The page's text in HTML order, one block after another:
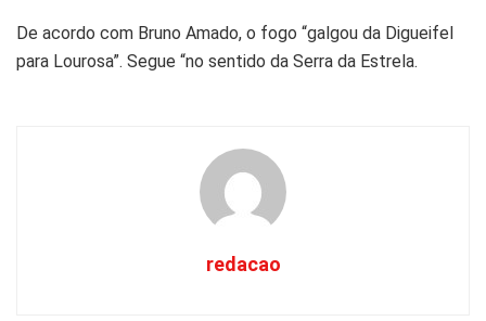
De acordo com Bruno Amado, o fogo “galgou da Digueifel
para Lourosa”. Segue “no sentido da Serra da Estrela.
redacao